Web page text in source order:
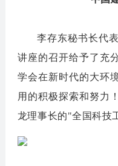
李存东秘书长代
讲座的召开给予了充
学会在新时代的大环
用的积极探索和努力！
龙理事长的"全国科技